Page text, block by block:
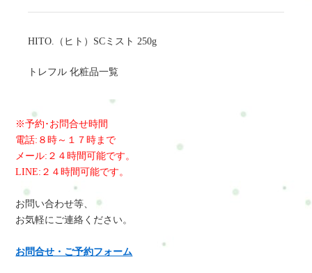
HITO.（ヒト）SCミスト 250g
トレフル 化粧品一覧
※予約･お問合せ時間
電話:８時～１７時まで
メール:２４時間可能です。
LINE:２４時間可能です。
お問い合わせ等、
お気軽にご連絡ください。
お問合せ・ご予約フォーム